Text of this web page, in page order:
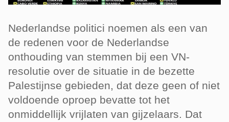
Nederlandse politici noemen als een van
de redenen voor de Nederlandse
onthouding van stemmen bij een VN-
resolutie over de situatie in de bezette
Palestijnse gebieden, dat deze geen of niet
voldoende oproep bevatte tot het
onmiddellijk vrijlaten van gijzelaars. Dat